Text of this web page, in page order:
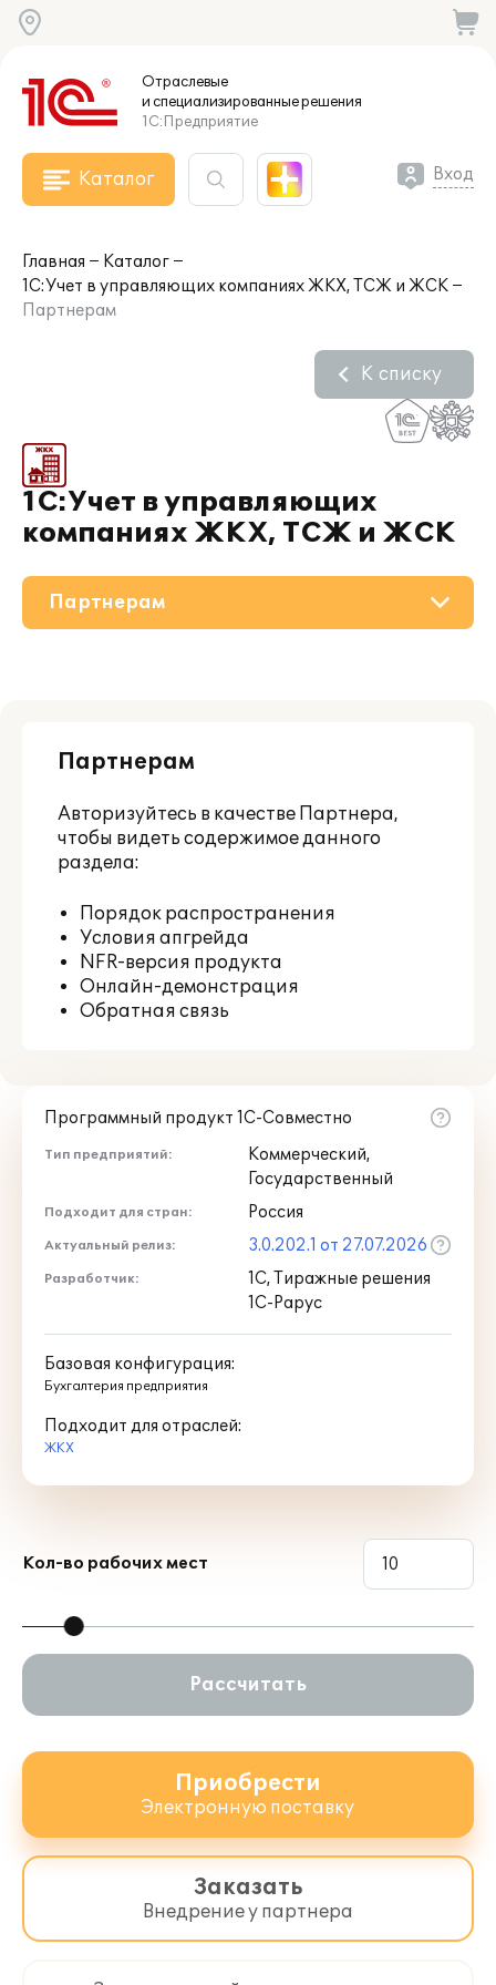
Отраслевые
и специализированныерешения
1С:Предприятие
Каталог Вход
Главная
Каталог
1С:Учет в управляющих компаниях ЖКХ, ТСЖ и ЖСК
Партнерам
1С:Учет в управляющих
компаниях ЖКХ, ТСЖ и ЖСК
К списку
Поддержка
Материалы
Партнерам
Партнерам
Авторизуйтесь в качестве Партнера,
чтобы видеть содержимое данного
раздела:
Порядок распространения
Условия апгрейда
NFR-версия продукта
Онлайн-демонстрация
Обратная связь
Программный продукт 1С-Совместно
Тип предприятий:
Коммерческий,
Государственный
Подходит для стран: Россия
Актуальный релиз: 3.0.202.1 от 27.07.2026
Разработчик:
1С, Тиражные решения
1С-Рарус
Базовая конфигурация:
Бухгалтерия предприятия
Подходит для отраслей:
ЖКХ
Кол-во рабочих мест
Рассчитать
Приобрести
Электронную поставку
Заказать
Внедрение у партнера